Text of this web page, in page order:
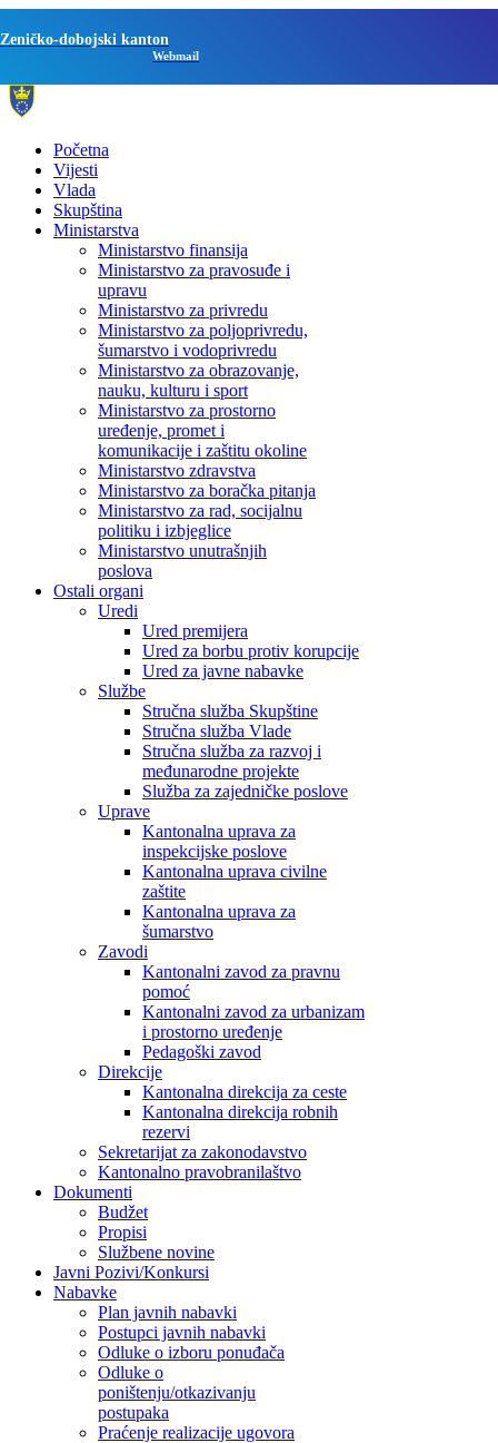
Zeničko-dobojski kanton
Webmail
Početna
Vijesti
Vlada
Skupština
Ministarstva
Ministarstvo finansija
Ministarstvo za pravosuđe i
upravu
Ministarstvo za privredu
Ministarstvo za poljoprivredu,
šumarstvo i vodoprivredu
Ministarstvo za obrazovanje,
nauku, kulturu i sport
Ministarstvo za prostorno
uređenje, promet i
komunikacije i zaštitu okoline
Ministarstvo zdravstva
Ministarstvo za boračka pitanja
Ministarstvo za rad, socijalnu
politiku i izbjeglice
Ministarstvo unutrašnjih
poslova
Ostali organi
Uredi
Ured premijera
Ured za borbu protiv korupcije
Ured za javne nabavke
Službe
Stručna služba Skupštine
Stručna služba Vlade
Stručna služba za razvoj i
međunarodne projekte
Služba za zajedničke poslove
Uprave
Kantonalna uprava za
inspekcijske poslove
Kantonalna uprava civilne
zaštite
Kantonalna uprava za
šumarstvo
Zavodi
Kantonalni zavod za pravnu
pomoć
Kantonalni zavod za urbanizam
i prostorno uređenje
Pedagoški zavod
Direkcije
Kantonalna direkcija za ceste
Kantonalna direkcija robnih
rezervi
Sekretarijat za zakonodavstvo
Kantonalno pravobranilaštvo
Dokumenti
Budžet
Propisi
Službene novine
Javni Pozivi/Konkursi
Nabavke
Plan javnih nabavki
Postupci javnih nabavki
Odluke o izboru ponuđača
Odluke o
poništenju/otkazivanju
postupaka
Praćenje realizacije ugovora